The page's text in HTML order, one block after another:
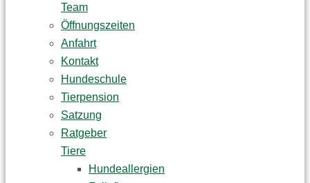
Team
Öffnungszeiten
Anfahrt
Kontakt
Hundeschule
Tierpension
Satzung
Ratgeber
Tiere
Hundeallergien